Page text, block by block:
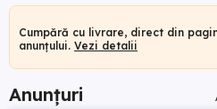
Cumpără cu livrare, direct din
anunțului. Vezi detalii
Anunțuri